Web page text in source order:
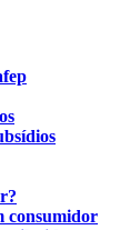
consumidor